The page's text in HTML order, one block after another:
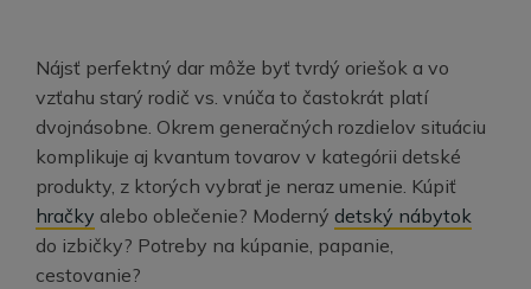
Nájsť perfektný dar môže byť tvrdý oriešok a vo
vzťahu starý rodič vs. vnúča to častokrát platí
dvojnásobne. Okrem generačných rozdielov situáciu
komplikuje aj kvantum tovarov v kategórii detské
produkty, z ktorých vybrať je neraz umenie. Kúpiť
hračky alebo oblečenie? Moderný detský nábytok
do izbičky? Potreby na kúpanie, papanie,
cestovanie?